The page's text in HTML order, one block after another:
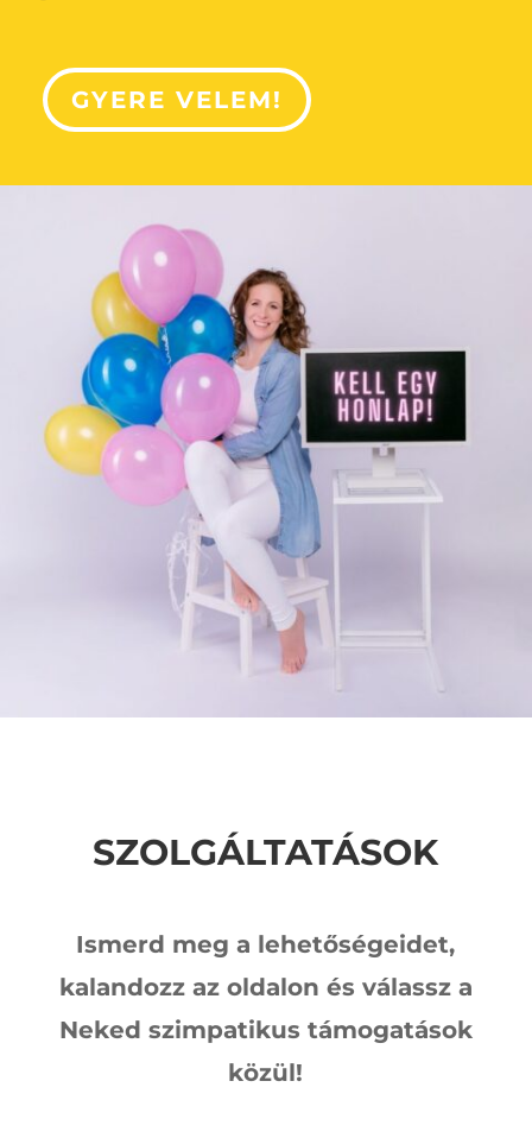
GYERE VELEM!
SZOLGÁLTATÁSOK
Ismerd meg a lehetőségeidet,
kalandozz az oldalon és válassz a
Neked szimpatikus támogatások
közül!